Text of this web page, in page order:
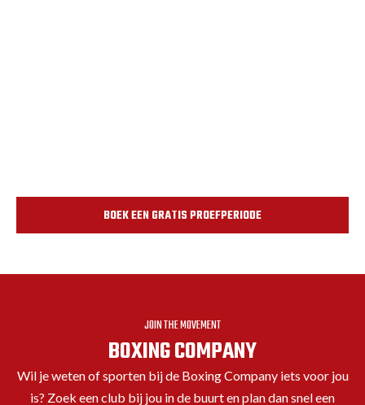
BOEK EEN GRATIS PROEFPERIODE
JOIN THE MOVEMENT
BOXING COMPANY
Wil je weten of sporten bij de Boxing Company iets voor jou
is? Zoek een club bij jou in de buurt en plan dan snel een